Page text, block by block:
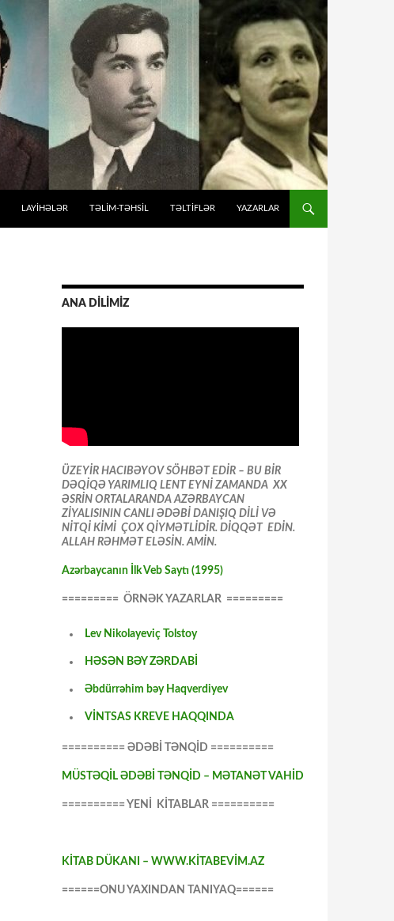
LAYİHƏLƏR TƏLIM-TƏHSIL TƏLTİFLƏR YAZARLAR
ANA DİLİMİZ
ÜZEYİR HACIBƏYOV SÖHBƏT EDİR – BU BİR
DƏQİQƏ YARIMLIQ LENT EYNİ ZAMANDA XX
ƏSRİN ORTALARANDA AZƏRBAYCAN
ZİYALISININ CANLI ƏDƏBİ DANIŞIQ DİLİ VƏ
NİTQİ KİMİ ÇOX QİYMƏTLİDİR. DİQQƏT EDİN.
ALLAH RƏHMƏT ELƏSİN. AMİN.
Azərbaycanın İlk Veb Saytı (1995)
========= ÖRNƏK YAZARLAR =========
Lev Nikolayeviç Tolstoy
HƏSƏN BƏY ZƏRDABİ
Əbdürrəhim bəy Haqverdiyev
VİNTSAS KREVE HAQQINDA
========== ƏDƏBİ TƏNQİD ==========
MÜSTƏQİL ƏDƏBİ TƏNQİD – MƏTANƏT VAHİD
========== YENİ KİTABLAR ==========
KİTAB DÜKANI – WWW.KİTABEVİM.AZ
======ONU YAXINDAN TANIYAQ======